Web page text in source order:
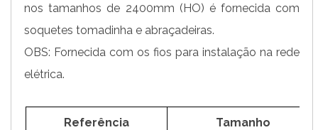
nos tamanhos de 2400mm (HO) é fornecida com
soquetes tomadinha e abraçadeiras.
OBS: Fornecida com os fios para instalação na rede
elétrica.
Referência Tamanho